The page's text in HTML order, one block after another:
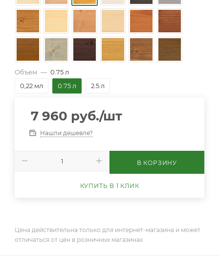
Объем — 0.75 л
0,22 мл
0.75 л 2.5 л
7 960 руб./шт
Нашли дешевле?
В КОРЗИНУ
КУПИТЬ В 1 КЛИК
Цена действительна только для интернет-магазина и может
отличаться от цен в розничных магазинах